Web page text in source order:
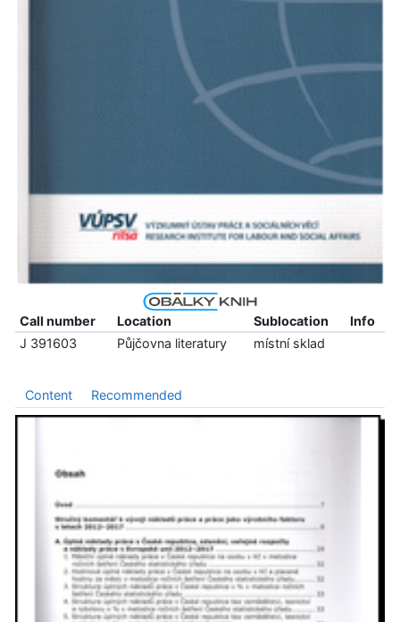
Call number Location Sublocation
Info
J 391603
Půjčovna literatury místní sklad
Content Recommended